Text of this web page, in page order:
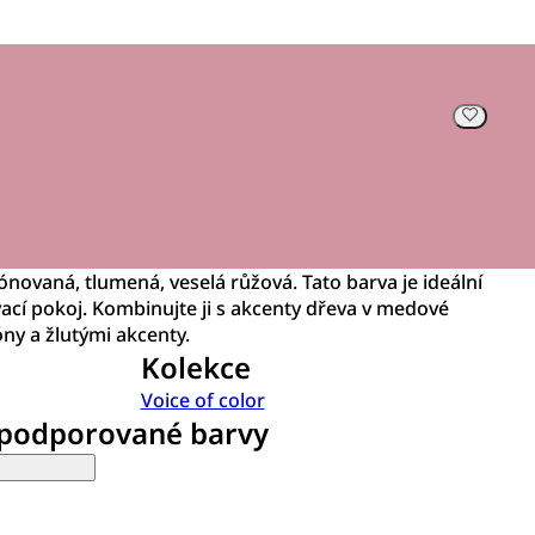
tlumená, veselá růžová. Tato barva je ideální
pokoj. Kombinujte ji s akcenty dřeva v medové
a žlutými akcenty.
Kolekce
Voice of color
barvy